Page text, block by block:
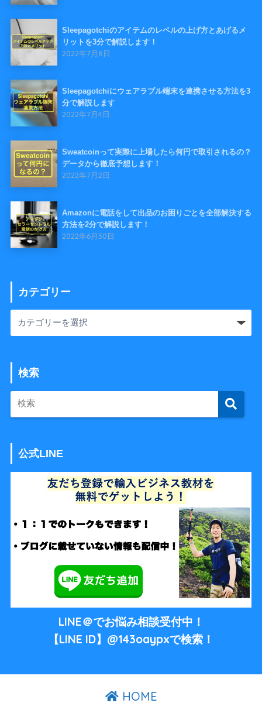
Sleepagotchiのアイテムのレベルの上げ方とあげるメ
リットを3分で解説します！
2022年7月8日
Sleepagotchiにウェアラブル端末を連携させる方法を3
分で解説します
2022年7月4日
Sweatcoinって実際に上場したら何円で取引されるの？
データから徹底予想します！
2022年7月2日
Amazonに電話をして出品のお困りごとを全部解決する
方法を2分で解説します！
2022年6月30日
カテゴリー
検索
公式LINE
LINE＠でお悩み相談受付中！
【LINE ID】@143oaypxで検索！
HOME